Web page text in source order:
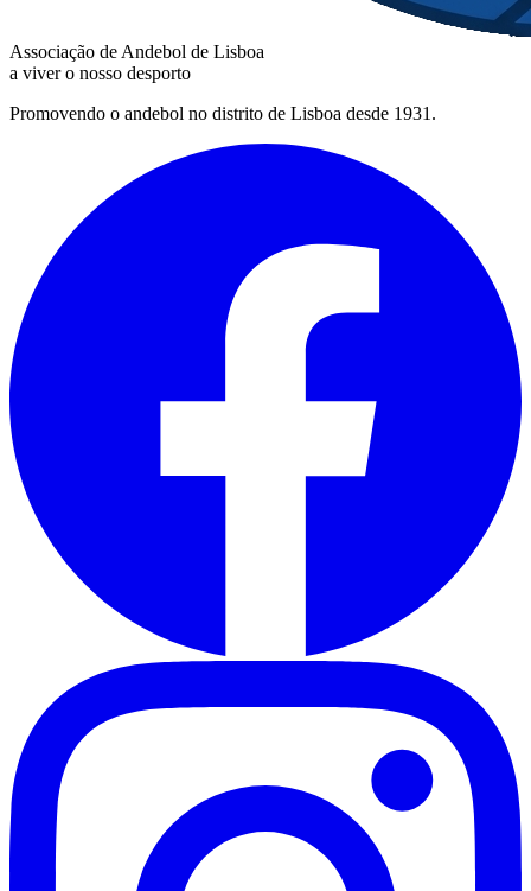
Associação de Andebol de Lisboa
a viver o nosso desporto
Promovendo o andebol no distrito de Lisboa desde 1931.